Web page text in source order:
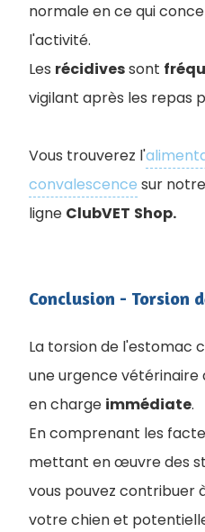
normale en ce qui
l'activité.
Les récidivessont
vigilant après les repas
Vous trouverez l'
convalescence sur
ligne ClubVET Shop.
Conclusion - Torsion
La torsion de l'estomac
une urgence vétérinaire
en charge immédiate.
En comprenant les
mettant en œuvre des
vous pouvez contribuer
votre chien et